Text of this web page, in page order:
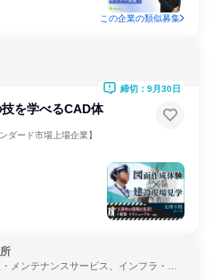
この企業の類似募集
を学べるCAD体
ダード市場上場企業】
締切：9月30日
メンテナンスサービス、インフラ・鉱